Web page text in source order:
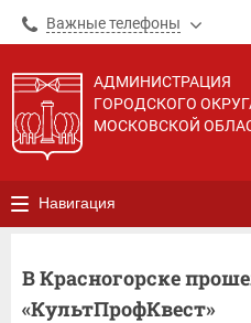
Важные телефоны
АДМИНИСТРАЦИЯ
ГОРОДСКОГО
МОСКОВСКОЙ
Навигация
В Красногорске
«КультПрофКвест»